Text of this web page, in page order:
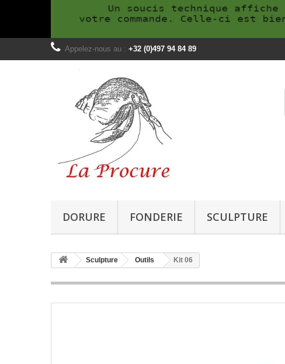
Appelez-nous au : +32 (0)497 94 84 89
DORURE FONDERIE SCULPTURE
Sculpture Outils Kit 06